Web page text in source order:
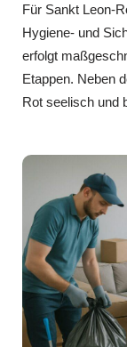
Für Sankt Leon-
Hygiene- und
erfolgt
Etappen. Neben
Rot seelisch und